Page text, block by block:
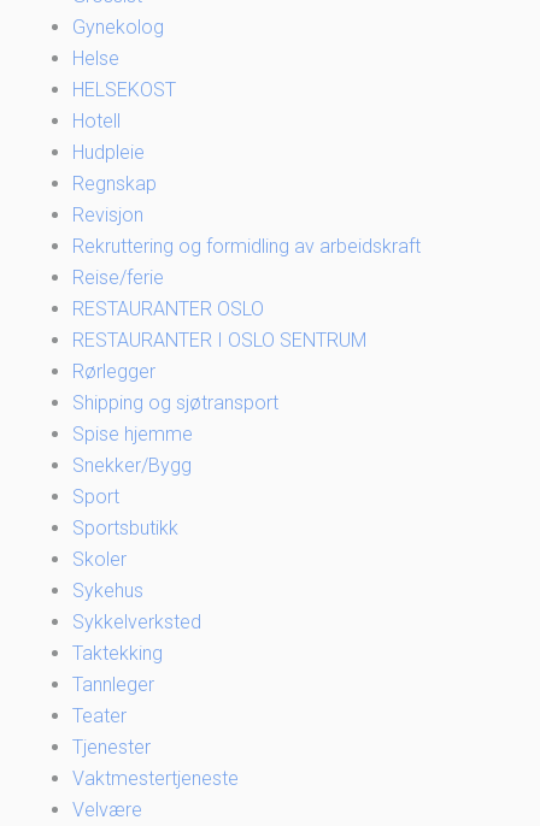
Gynekolog
Helse
HELSEKOST
Hotell
Hudpleie
Regnskap
Revisjon
Rekruttering og formidling av arbeidskraft
Reise/ferie
RESTAURANTER OSLO
RESTAURANTER I OSLO SENTRUM
Rørlegger
Shipping og sjøtransport
Spise hjemme
Snekker/Bygg
Sport
Sportsbutikk
Skoler
Sykehus
Sykkelverksted
Taktekking
Tannleger
Teater
Tjenester
Vaktmestertjeneste
Velvære